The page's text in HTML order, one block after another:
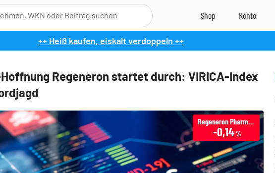
++ Heiß kaufen, eiskalt verdoppeln ++
Regeneron startet durch: VIRICA-Index
Regeneron Pharmaceuticals
-0,14%